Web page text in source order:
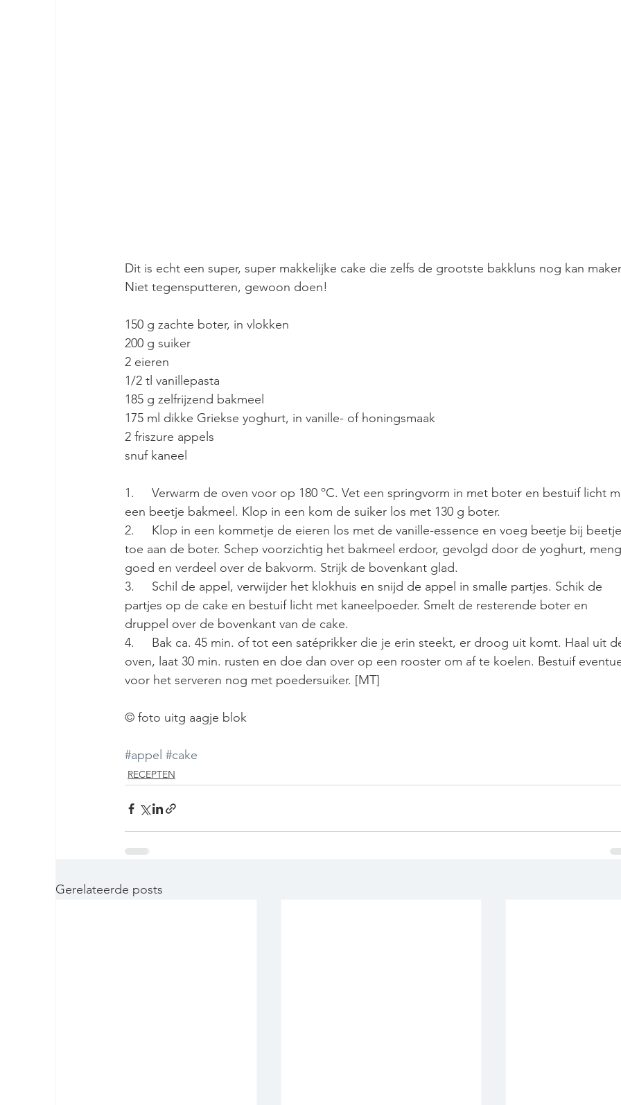
Dit is echt een super, super makkelijke cake die zelfs de grootste bakkluns nog kan
Niet tegensputteren, gewoon doen!
150 g zachte boter, in vlokken
200 g suiker
2 eieren
1/2 tl vanillepasta
185 g zelfrijzend bakmeel
175 ml dikke Griekse yoghurt, in vanille- of honingsmaak
2 friszure appels
snuf kaneel
1.     Verwarm de oven voor op 180 ºC. Vet een springvorm in met boter en bestuif licht
een beetje bakmeel. Klop in een kom de suiker los met 130 g boter.
2.     Klop in een kommetje de eieren los met de vanille-essence en voeg beetje bij
toe aan de boter. Schep voorzichtig het bakmeel erdoor, gevolgd door de yoghurt,
goed en verdeel over de bakvorm. Strijk de bovenkant glad.
3.     Schil de appel, verwijder het klokhuis en snijd de appel in smalle partjes. Schik de
partjes op de cake en bestuif licht met kaneelpoeder. Smelt de resterende boter en
druppel over de bovenkant van de cake.
4.     Bak ca. 45 min. of tot een satéprikker die je erin steekt, er droog uit komt. Haal uit
oven, laat 30 min. rusten en doe dan over op een rooster om af te koelen. Bestuif
voor het serveren nog met poedersuiker. [MT]
© foto uitg aagje blok
#appel #cake
RECEPTEN
Gerelateerde posts